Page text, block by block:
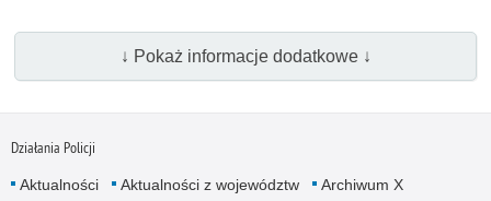
↓ Pokaż informacje dodatkowe ↓
Działania Policji
Aktualności Aktualności z województw
Archiwum X